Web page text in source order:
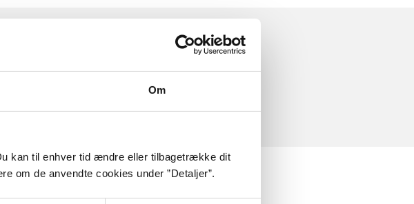
Om
kan til enhver tid ændre eller tilbagetrække dit
om de anvendte cookies under ”Detaljer”.